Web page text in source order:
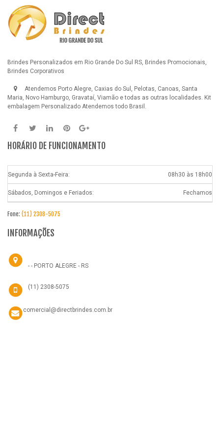
Brindes Personalizados em Rio Grande Do Sul RS, Brindes Promocionais,
Brindes Corporativos
Atendemos Porto Alegre, Caxias do Sul, Pelotas, Canoas, Santa
Maria, Novo Hamburgo, Gravataí, Viamão e todas as outras localidades. Kit
embalagem Personalizado Atendemos todo Brasil.
HORÁRIO DE FUNCIONAMENTO
Segunda à Sexta-Feira: 08h30 às 18h00
Sábados, Domingos e Feriados: Fechamos
Fone: (11) 2308-5075
INFORMAÇÕES
- - PORTO ALEGRE - RS
(11) 2308-5075
comercial@directbrindes.com.br